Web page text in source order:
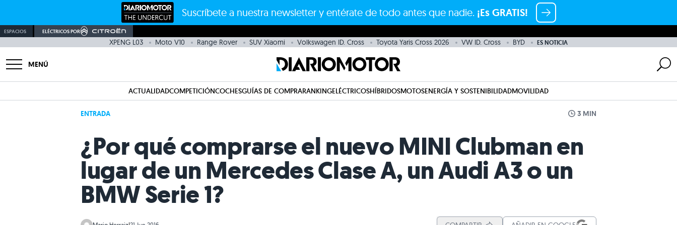
Suscríbete a nuestra newsletter y entérate de todo antes que nadie. ¡Es GRATIS!
ESPACIOS ELÉCTRICOS POR
XPENG L03 Moto V10 Range Rover SUV Xiaomi Volkswagen ID. Cross Toyota Yaris Cross 2026 VW ID. Cross BYD ES NOTICIA
MENÚ
ACTUALIDADCOMPETICIÓNCOCHESGUÍAS DE COMPRARANKINGELÉCTRICOSHÍBRIDOSMOTOSENERGÍA Y SOSTENIBILIDADMOVILIDAD
ENTRADA 3 MIN
¿Por qué comprarse el nuevo MINI Clubman en
lugar de un Mercedes Clase A, un Audi A3 o un
BMW Serie 1?